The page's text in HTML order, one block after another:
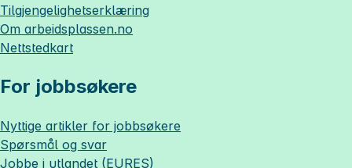
Tilgjengelighetserklæring
Om arbeidsplassen.no
Nettstedkart
For jobbsøkere
Nyttige artikler for jobbsøkere
Spørsmål og svar
Jobbe i utlandet (EURES)